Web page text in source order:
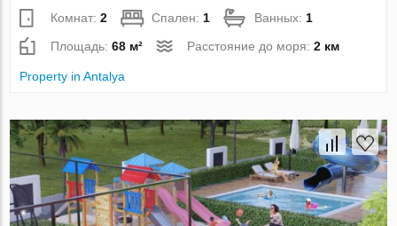
Комнат:2 Спален:1 Ванных:1
Площадь:68 м² Расстояние до моря:2 км
Property in Antalya